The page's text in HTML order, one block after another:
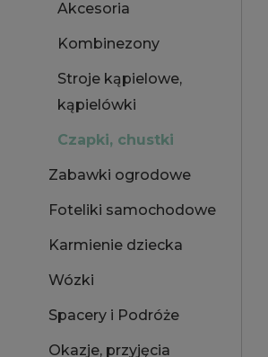
Akcesoria
Kombinezony
Stroje kąpielowe,
kąpielówki
Czapki, chustki
Zabawki ogrodowe
Foteliki samochodowe
Karmienie dziecka
Wózki
Spacery i Podróże
Okazje, przyjęcia